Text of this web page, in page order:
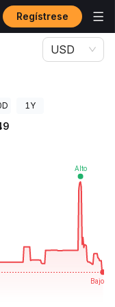
Regístrese
LISA
USD
1Y